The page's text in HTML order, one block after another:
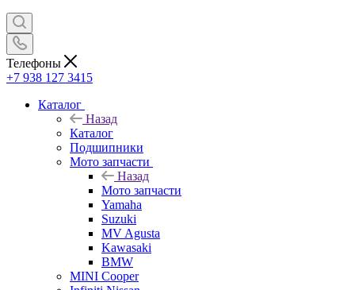
Телефоны
+7 938 127 3415
Каталог
Назад
Каталог
Подшипники
Мото запчасти
Назад
Мото запчасти
Yamaha
Suzuki
MV Agusta
Kawasaki
BMW
MINI Cooper